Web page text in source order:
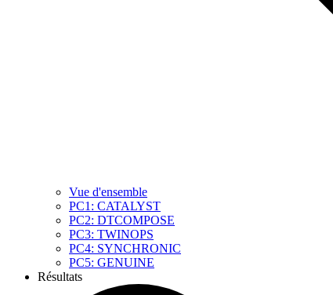
Vue d'ensemble
PC1: CATALYST
PC2: DTCOMPOSE
PC3: TWINOPS
PC4: SYNCHRONIC
PC5: GENUINE
Résultats